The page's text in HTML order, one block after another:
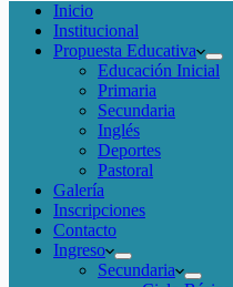
Inicio
Institucional
Propuesta Educativa
Educación Inicial
Primaria
Secundaria
Inglés
Deportes
Pastoral
Galería
Inscripciones
Contacto
Ingreso
Secundaria